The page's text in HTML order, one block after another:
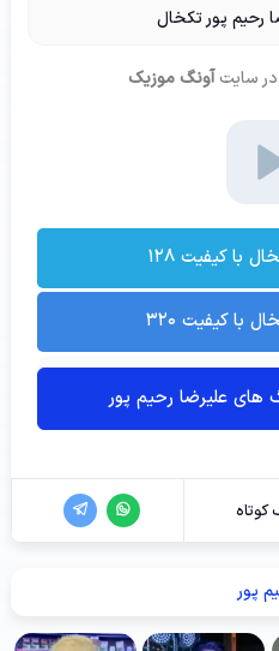
رحیم پور تکخال
در سایت آونگ موزیک
با کیفیت ۱۲۸
با کیفیت ۳۲۰
علیرضا رحیم پور
کوتاه
پور